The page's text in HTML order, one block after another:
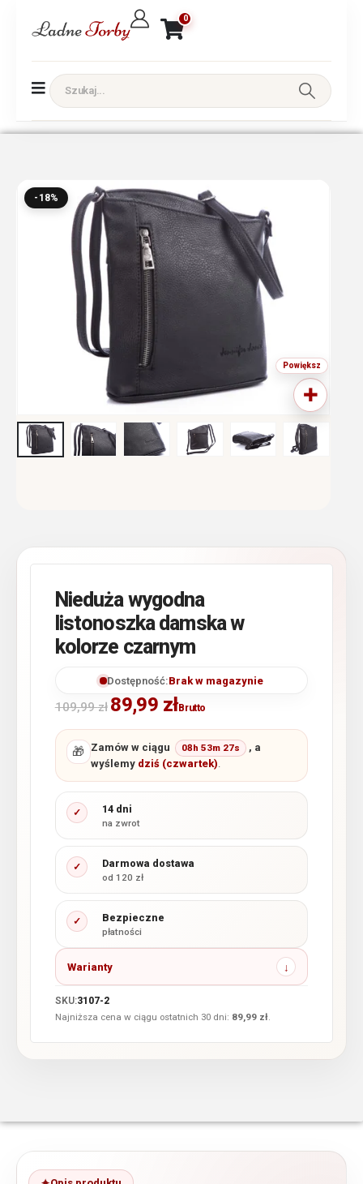
0
-18%
Nieduża wygodna
listonoszka damska w
kolorze czarnym
Dostępność:Brak w magazynie
109,99zł 89,99 złBrutto
🎁 Zamów w ciągu 08h 53m 26s
, a
wyślemy dziś (czwartek).
✓ 14 dni
na zwrot
✓ Darmowa dostawa
od 120 zł
✓ Bezpieczne
płatności
Warianty
SKU:3107-2
Najniższa cena w ciągu ostatnich 30 dni: 89,99 zł.